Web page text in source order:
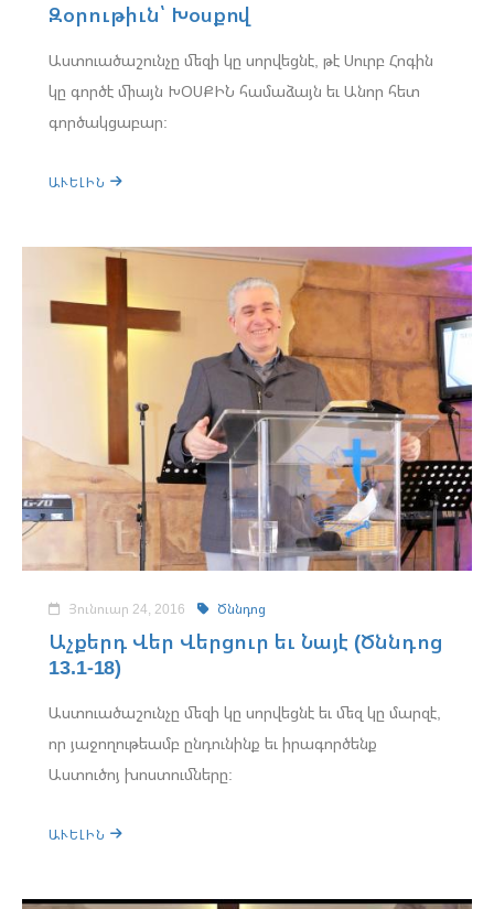
Զօրութիւն՝ Խօսքով
Աստուածաշունչը մեզի կը սորվեցնէ, թէ Սուրբ Հոգին
կը գործէ միայն ԽՕՍՔԻՆ համաձայն եւ Անոր հետ
գործակցաբար:
ԱՒԵԼԻՆ
Յունուար 24, 2016 Ծննդոց
Աչքերդ Վեր Վերցուր եւ Նայէ (Ծննդոց
13.1-18)
Աստուածաշունչը մեզի կը սորվեցնէ եւ մեզ կը մարզէ,
որ յաջողութեամբ ընդունինք եւ իրագործենք
Աստուծոյ խոստումները:
ԱՒԵԼԻՆ